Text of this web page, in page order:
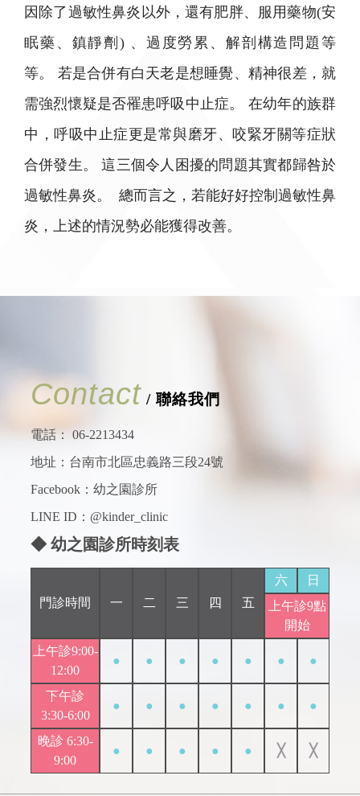
因除了過敏性鼻炎以外，還有肥胖、服用藥物(安
眠藥、鎮靜劑) 、過度勞累、解剖構造問題等
等。 若是合併有白天老是想睡覺、精神很差，就
需強烈懷疑是否罹患呼吸中止症。 在幼年的族群
中，呼吸中止症更是常與磨牙、咬緊牙關等症狀
合併發生。 這三個令人困擾的問題其實都歸咎於
過敏性鼻炎。 總而言之，若能好好控制過敏性鼻
炎，上述的情況勢必能獲得改善。
Contact / 聯絡我們
電話：
06-2213434
地址：台南市北區忠義路三段24號
Facebook： 幼之園診所
LINE ID：@kinder_clinic
◆ 幼之園診所時刻表
門診時間 一 二 三 四 五
六
日
上午診9點
開始
上午診9:00-
12:00
● ● ● ● ● ● ●
下午診
3:30-6:00
● ● ● ● ● ● ●
晚診 6:30-
9:00
● ● ● ● ● ╳ ╳